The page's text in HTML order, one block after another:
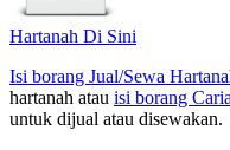
Hartanah Di Sini
Isi borang Jual/Sewa
hartanah atau isi borang
untuk dijual atau disewakan.